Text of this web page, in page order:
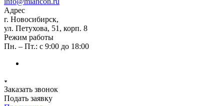
Адрес
г. Новосибирск,
ул. Петухова, 51, корп. 8
Режим работы
Пн. – Пт.: с 9:00 до 18:00
Заказать звонок
Подать заявку